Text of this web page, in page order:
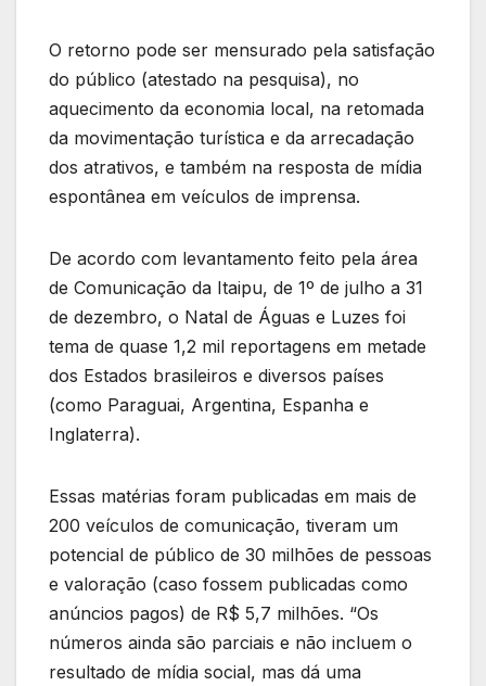
O retorno pode ser mensurado pela satisfação
do público (atestado na pesquisa), no
aquecimento da economia local, na retomada
da movimentação turística e da arrecadação
dos atrativos, e também na resposta de mídia
espontânea em veículos de imprensa.
De acordo com levantamento feito pela área
de Comunicação da Itaipu, de 1º de julho a 31
de dezembro, o Natal de Águas e Luzes foi
tema de quase 1,2 mil reportagens em metade
dos Estados brasileiros e diversos países
(como Paraguai, Argentina, Espanha e
Inglaterra).
Essas matérias foram publicadas em mais de
200 veículos de comunicação, tiveram um
potencial de público de 30 milhões de pessoas
e valoração (caso fossem publicadas como
anúncios pagos) de R$ 5,7 milhões. “Os
números ainda são parciais e não incluem o
resultado de mídia social, mas dá uma